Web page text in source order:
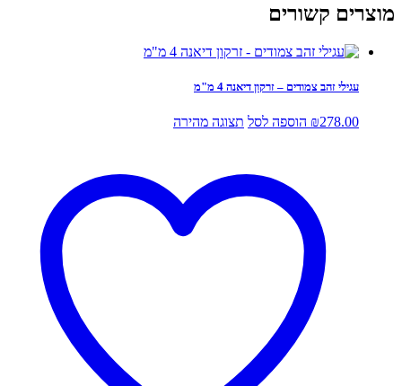
מוצרים קשורים
עגילי זהב צמודים – זרקון דיאנה 4 מ"מ
₪278.00 הוספה לסל תצוגה מהירה